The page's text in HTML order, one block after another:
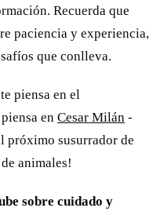
Recuerda que
paciencia y experiencia,
que conlleva.
piensa en el
en Cesar Milán -
próximo susurrador de
animales!
sobre cuidado y